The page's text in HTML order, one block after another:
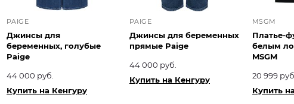
PAIGE
Джинсы для
беременных, голубые
Paige
44 000 руб.
Купить на Кенгуру
PAIGE
Джинсы для беременных
прямые Paige
44 000 руб.
Купить на Кенгуру
MSGM
Платье-
белым
MSGM
20 999 руб.
Купить